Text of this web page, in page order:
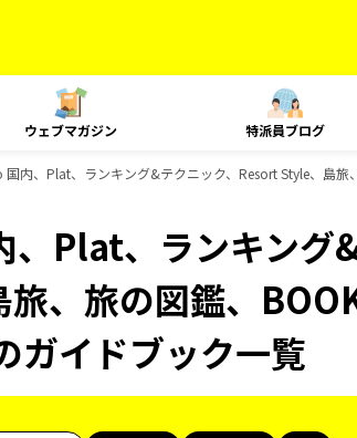
ウェブマガジン 特派員ブログ
内、Plat、ランキング&テクニック、Resort Style、島
Plat、ランキング
、旅の図鑑、
ガイドブック一覧